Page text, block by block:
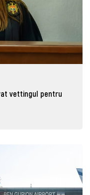
vettingul pentru